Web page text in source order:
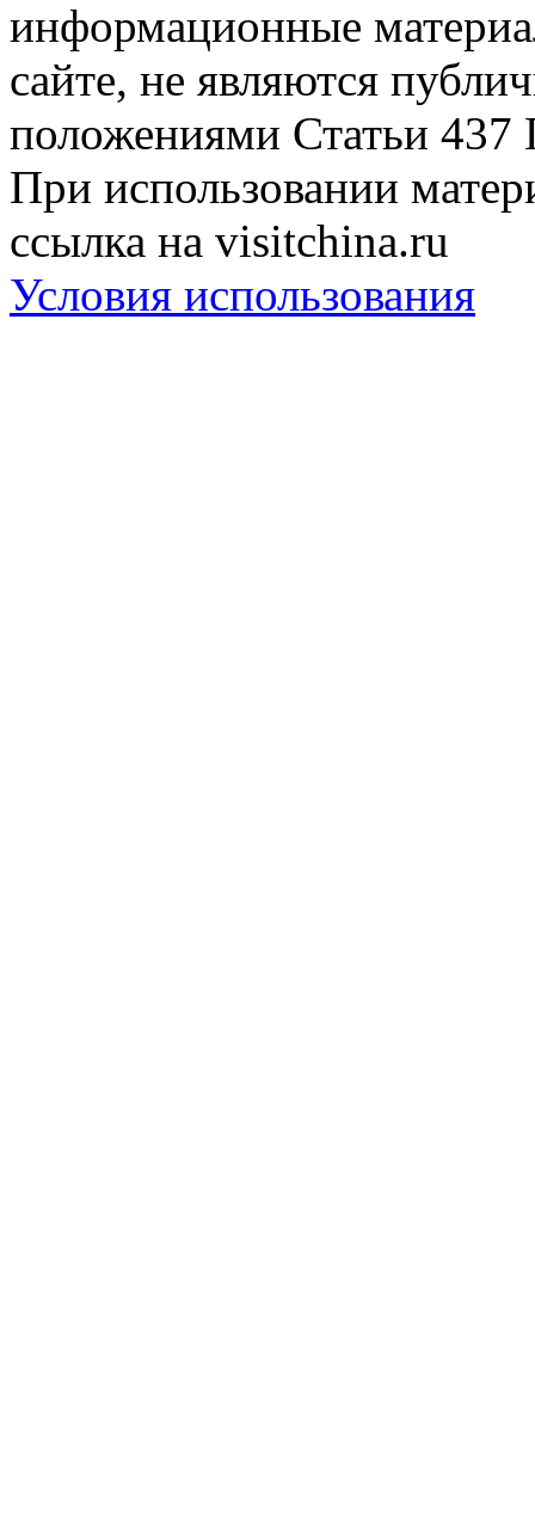
информационные
сайте, не являются
положениями Статьи 437
При использовании
ссылка на visitchina.ru
Условия использования